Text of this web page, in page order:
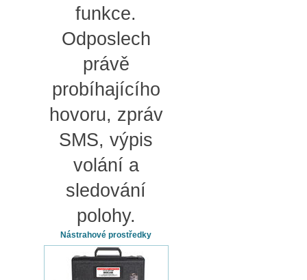
funkce.
Odposlech
právě
probíhajícího
hovoru, zpráv
SMS, výpis
volání a
sledování
polohy.
Nástrahové prostředky